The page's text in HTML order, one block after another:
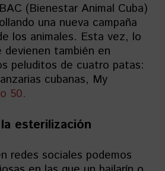
(Bienestar Animal Cuba)
una nueva campaña
los animales. Esta vez, lo
devienen también en
peluditos de cuatro patas:
cubanas, My
50.
esterilización
redes sociales podemos